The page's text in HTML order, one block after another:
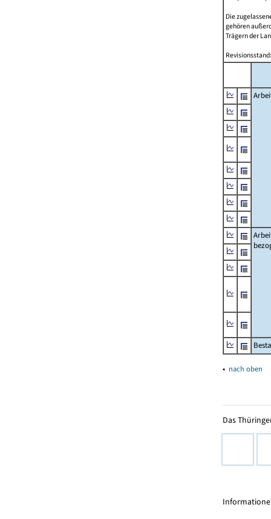
Die
gehören
Trägern der
▴ nach oben
Das